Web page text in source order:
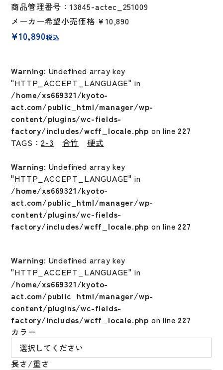
商品管理番号：13845-actec_251009
メーカー希望小売価格 ￥10,890
¥10,890税込
Warning: Undefined array key
"HTTP_ACCEPT_LANGUAGE" in
/home/xs669321/kyoto-
act.com/public_html/manager/wp-
content/plugins/wc-fields-
factory/includes/wcff_locale.php on line 227
TAGS：2-3 合竹
硬式
Warning: Undefined array key
"HTTP_ACCEPT_LANGUAGE" in
/home/xs669321/kyoto-
act.com/public_html/manager/wp-
content/plugins/wc-fields-
factory/includes/wcff_locale.php on line 227
Warning: Undefined array key
"HTTP_ACCEPT_LANGUAGE" in
/home/xs669321/kyoto-
act.com/public_html/manager/wp-
content/plugins/wc-fields-
factory/includes/wcff_locale.php on line 227
カラー
長さ/重さ